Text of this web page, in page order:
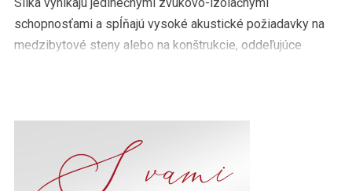
Silka vynikajú jedinečnými zvukovo-izolačnými
schopnosťami a spĺňajú vysoké akustické požiadavky na
medzibytové steny alebo na konštrukcie, oddeľujúce